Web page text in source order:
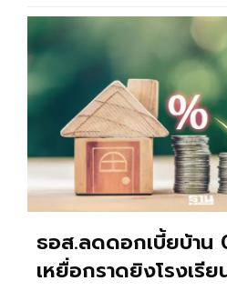
ธอส.ลดดอกเบี้ยบ้าน
เหยื่อกราดยิงโรงเรี